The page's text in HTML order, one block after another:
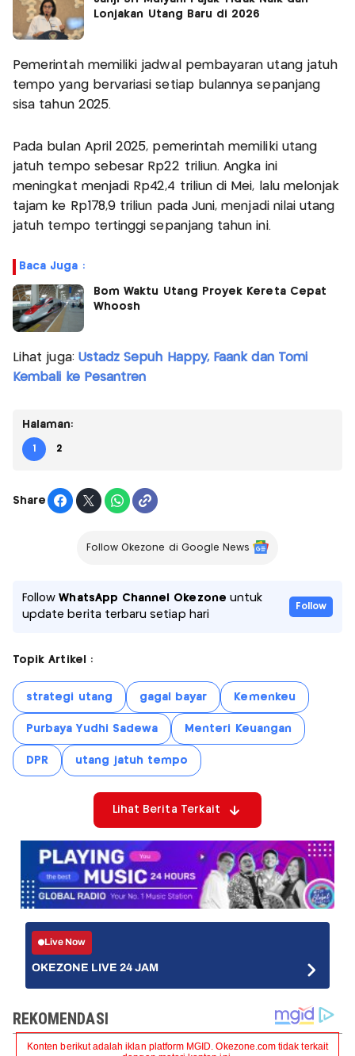
Lonjakan Utang Baru di 2026
Pemerintah memiliki jadwal pembayaran utang jatuh
tempo yang bervariasi setiap bulannya sepanjang
sisa tahun 2025.
Pada bulan April 2025, pemerintah memiliki utang
jatuh tempo sebesar Rp22 triliun. Angka ini
meningkat menjadi Rp42,4 triliun di Mei, lalu melonjak
tajam ke Rp178,9 triliun pada Juni, menjadi nilai utang
jatuh tempo tertinggi sepanjang tahun ini.
Baca Juga :
Bom Waktu Utang Proyek Kereta Cepat
Whoosh
Lihat juga: Ustadz Sepuh Happy, Faank dan Tomi
Kembali ke Pesantren
Halaman:
1 2
Share
Follow Okezone di Google News
FollowWhatsApp Channel Okezone untuk
update berita terbaru setiap hari
Follow
Topik Artikel :
strategi utang gagal bayar Kemenkeu
Purbaya Yudhi Sadewa Menteri Keuangan
DPR utang jatuh tempo
Lihat Berita Terkait
Live Now
OKEZONE LIVE 24 JAM